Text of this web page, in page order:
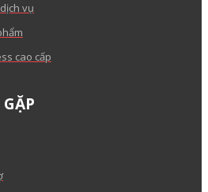
vụ
cao cấp